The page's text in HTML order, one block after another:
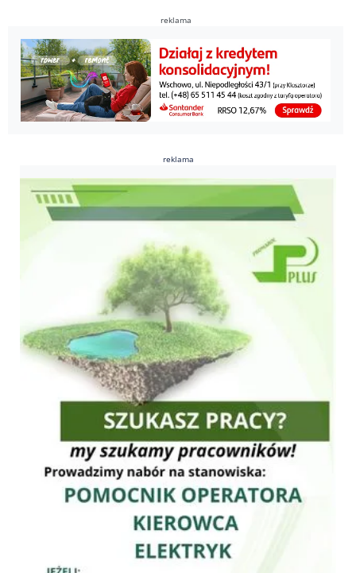
reklama
reklama